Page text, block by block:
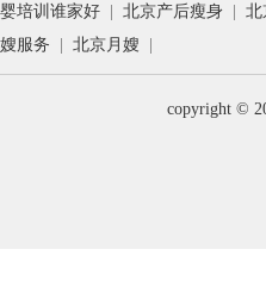
婴培训谁家好
北京产后瘦身 北
嫂服务
北京月嫂
copyright ©